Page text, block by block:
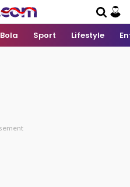
Bola Sport Lifestyle